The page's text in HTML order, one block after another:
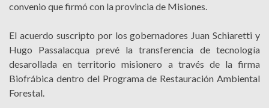
convenio que firmó con la provincia de Misiones.
El acuerdo suscripto por los gobernadores Juan Schiaretti y
Hugo Passalacqua prevé la transferencia de tecnología
desarollada en territorio misionero a través de la firma
Biofrábica dentro del Programa de Restauración Ambiental
Forestal.